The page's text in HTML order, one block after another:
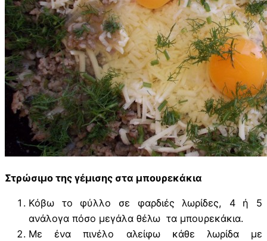
Στρώσιμο της γέμισης στα μπουρεκάκια
Κόβω το φύλλο σε φαρδιές λωρίδες, 4 ή 5
ανάλογα πόσο μεγάλα θέλω τα μπουρεκάκια.
Με ένα πινέλο αλείφω κάθε λωρίδα με